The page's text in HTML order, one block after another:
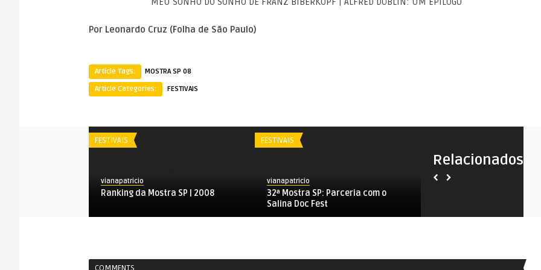
Por Leonardo Cruz (Folha de São Paulo)
Article Tags:
MOSTRA SP 08
Article Categories:
FESTIVAIS
Relacionados
FESTIVAIS
vianapatricio
Ranking da Mostra SP | 2008
FESTIVAIS
vianapatricio
32ª Mostra SP: Parceria com o
Salina Doc Fest
vianapatricio